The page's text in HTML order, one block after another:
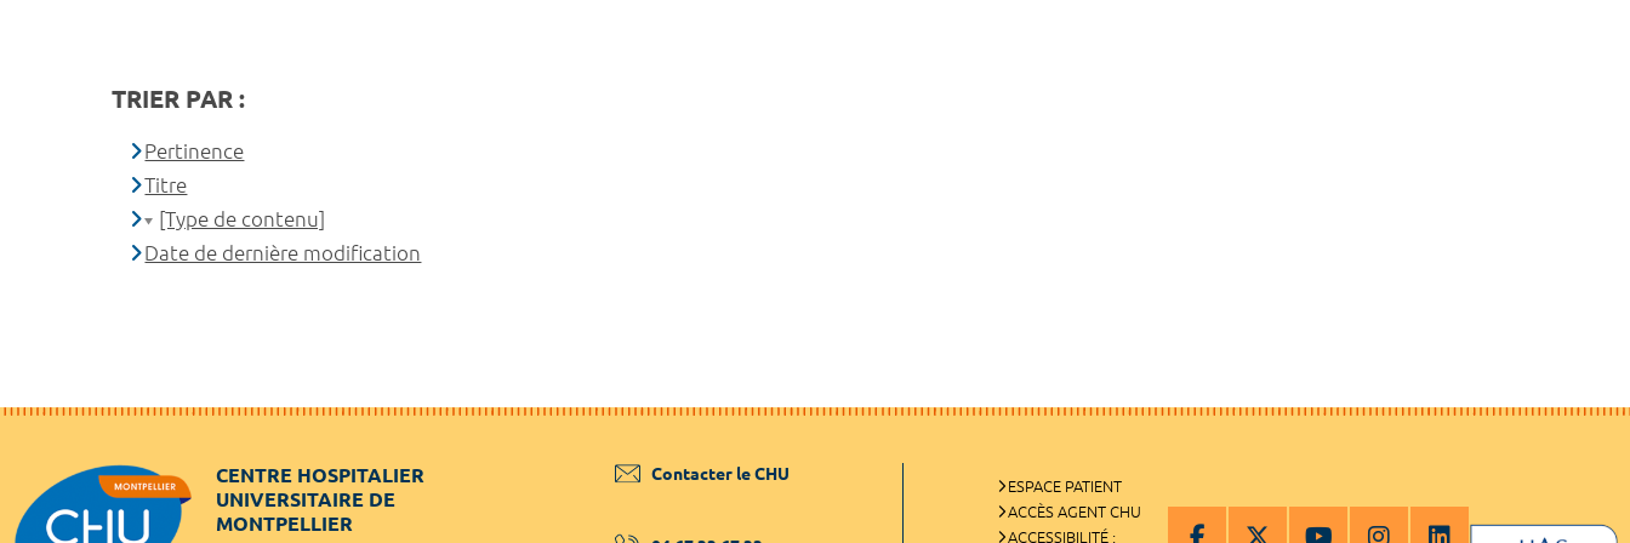
TRIER PAR :
Pertinence
Titre
[Type de contenu]
Date de dernière modification
CENTRE HOSPITALIER
UNIVERSITAIRE DE
MONTPELLIER
Contacter le CHU
ESPACE PATIENT
ACCÈS AGENT CHU
ACCESSIBILITÉ :